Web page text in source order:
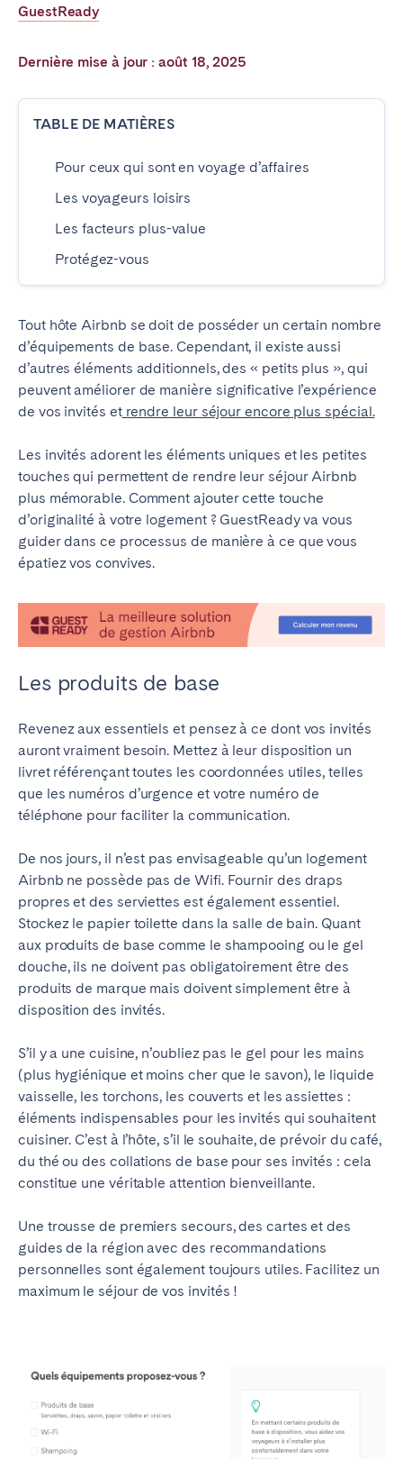
GuestReady
Dernière mise à jour : août 18, 2025
TABLE DE MATIÈRES
Pour ceux qui sont en voyage d’affaires
Les voyageurs loisirs
Les facteurs plus-value
Protégez-vous
Tout hôte Airbnb se doit de posséder un certain nombre
d’équipements de base. Cependant, il existe aussi
d’autres éléments additionnels, des « petits plus », qui
peuvent améliorer de manière significative l’expérience
de vos invités etrendre leur séjour encore plus spécial.
Les invités adorent les éléments uniques et les petites
touches qui permettent de rendre leur séjour Airbnb
plus mémorable. Comment ajouter cette touche
d’originalité à votre logement ? GuestReady va vous
guider dans ce processus de manière à ce que vous
épatiez vos convives.
Les produits de base
Revenez aux essentiels et pensez à ce dont vos invités
auront vraiment besoin. Mettez à leur disposition un
livret référençant toutes les coordonnées utiles, telles
que les numéros d’urgence et votre numéro de
téléphone pour faciliter la communication.
De nos jours, il n’est pas envisageable qu’un logement
Airbnb ne possède pas de Wifi.Fournir des draps
propres et des serviettes est également essentiel.
Stockez le papier toilette dans la salle de bain. Quant
aux produits de base comme le shampooing ou le gel
douche, ils ne doivent pas obligatoirement être des
produits de marque mais doivent simplement être à
disposition des invités.
S’il y a une cuisine, n’oubliez pas le gel pour les mains
(plus hygiénique et moins cher que le savon), le liquide
vaisselle, les torchons, les couverts et les assiettes :
éléments indispensables pour les invités qui souhaitent
cuisiner. C’est à l’hôte, s’il le souhaite, de prévoir du café,
du thé ou des collations de base pour ses invités : cela
constitue une véritable attention bienveillante.
Une trousse de premiers secours, des cartes et des
guides de la région avec des recommandations
personnelles sont également toujours utiles. Facilitez un
maximum le séjour de vos invités !
Poitiers
Troyes
IRELAND
Dublin
SAUDI ARABIA
Riyadh
ESPAGNE
Alicante
Barcelone
Benidorm
Bilbao
Madrid
Mallorca
Marbella
Salamanca
Saint-Sébastien
Valencia
Zaragoza
ANDALUSIA
Córdoba
Granada
Huelva
Málaga
El Hierro
Fuerteventura
Gran Canaria
La Gomera
La Palma
Lanzarote
Tenerife
SWITZERLAND
Basel
Bern
Geneva
Lucerne
Zug
Zürich
Dubaï
ROYAUME-UNI
ANGLETERRE
Bristol
Liverpool
Londres
Manchester
WALES
Cardiff